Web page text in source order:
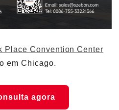
Place Convention Center
em Chicago.
agora